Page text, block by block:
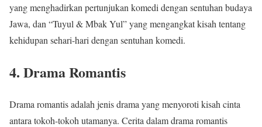
yang menghadirkan pertunjukan komedi dengan sentuhan budaya
Jawa, dan “Tuyul & Mbak Yul” yang mengangkat kisah tentang
kehidupan sehari-hari dengan sentuhan komedi.
4. Drama Romantis
Drama romantis adalah jenis drama yang menyoroti kisah cinta
antara tokoh-tokoh utamanya. Cerita dalam drama romantis